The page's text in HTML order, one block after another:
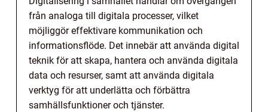
från analoga till digitala processer, vilket
möjliggör effektivare kommunikation och
informationsflöde. Det innebär att använda digital
teknik för att skapa, hantera och använda digitala
data och resurser, samt att använda digitala
verktyg för att underlätta och förbättra
samhällsfunktioner och tjänster.